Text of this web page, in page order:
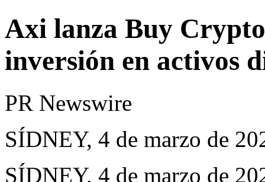
Axi lanza Buy
inversión en activos
PR Newswire
SÍDNEY, 4 de marzo de
SÍDNEY, 4 de marzo de